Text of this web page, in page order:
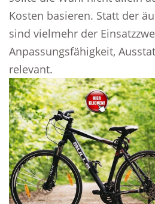
Kosten basieren. Statt der
sind vielmehr der
Anpassungsfähigkeit,
relevant.